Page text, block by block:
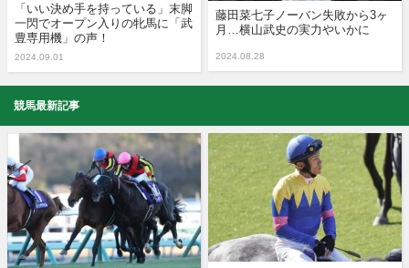
「いい決め手を持っている」末脚
一閃でオープン入りの牝馬に「武
豊専用機」の声！
2024.09.01
藤田菜七子ノーバン失敗から3ヶ
月…横山武史の実力やいかに
2024.08.28
競馬最新記事